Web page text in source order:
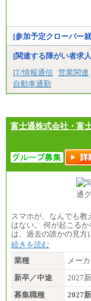
お伝
[参加予定クローバー
[関連する障がい者求
IT/情報通信 営業関連
自動車通勤
富士通株式会社・富
スマホが、なんでも教
はない。 何が起こる
は、過去の誰かの見
続きを読む
業種
メー
新卒／中途
2027
募集職種
2027